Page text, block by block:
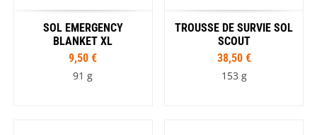
SOL EMERGENCY
BLANKET XL
9,50 €
91 g
TROUSSE DE SURVIE SOL
SCOUT
38,50 €
153 g